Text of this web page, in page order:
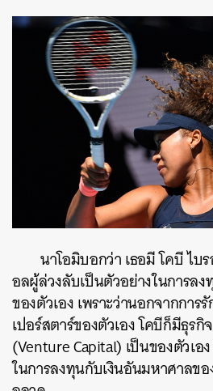
นาโอมิบอกว่า เธอมี โคบี ไ
อลผู้ล่วงลับเป็นตัวอย่างในการล
ของตัวเอง เพราะว่านอกจากการ
เปอร์สตาร์ของตัวเอง โคบีก็มีธุรกิ
(Venture Capital) เป็นของตัวเอ
ในการลงทุนกับเงินอันมหาศาลข